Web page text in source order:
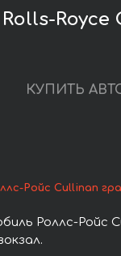
КУПИТЬ
Ройс Cullinan
Роллс-Ройс